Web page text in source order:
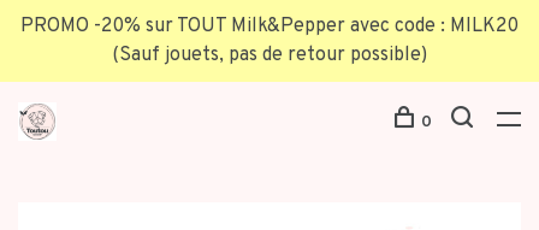
PROMO -20% sur TOUT Milk&Pepper avec code : MILK20
(Sauf jouets, pas de retour possible)
0